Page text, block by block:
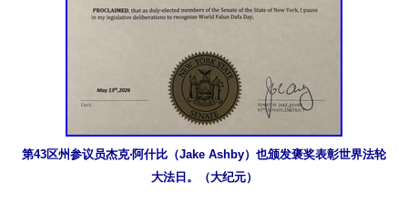
第43区州参议员杰克‧阿什比（Jake Ashby）也颁发褒奖表彰世界法轮
大法日。（大纪元）